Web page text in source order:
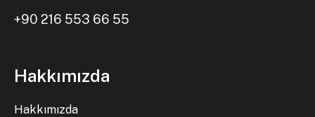
+90 216 553 66 55
Hakkımızda
Hakkımızda